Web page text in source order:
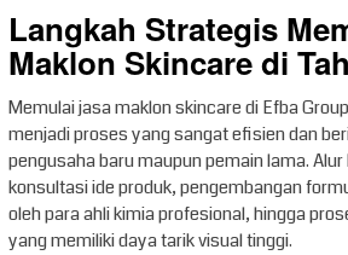
Langkah Strategis
Maklon Skincare di
Memulai jasa maklon skincare di Efba
menjadi proses yang sangat efisien dan
pengusaha baru maupun pemain lama.
konsultasi ide produk, pengembangan
oleh para ahli kimia profesional, hingga
yang memiliki daya tarik visual tinggi.